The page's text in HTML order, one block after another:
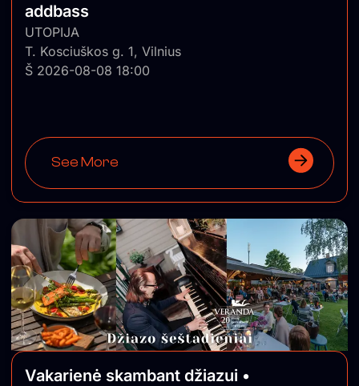
addbass
UTOPIJA
T. Kosciuškos g. 1, Vilnius
Š 2026-08-08 18:00
See More
Vakarienė skambant džiazui •